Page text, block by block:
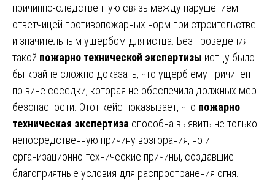
причинно-следственную связь между нарушением
ответчицей противопожарных норм при строительстве
и значительным ущербом для истца. Без проведения
такой пожарно технической экспертизы истцу было
бы крайне сложно доказать, что ущерб ему причинен
по вине соседки, которая не обеспечила должных мер
безопасности. Этот кейс показывает, что пожарно
техническая экспертиза способна выявить не только
непосредственную причину возгорания, но и
организационно-технические причины, создавшие
благоприятные условия для распространения огня.